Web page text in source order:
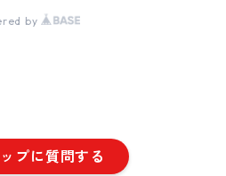
プに質問する
by